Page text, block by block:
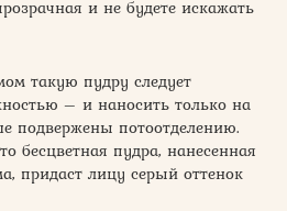
и не будете искажать
такую пудру следует
– и наносить только на
подвержены потоотделению.
бесцветная пудра, нанесенная
придаст лицу серый оттенок